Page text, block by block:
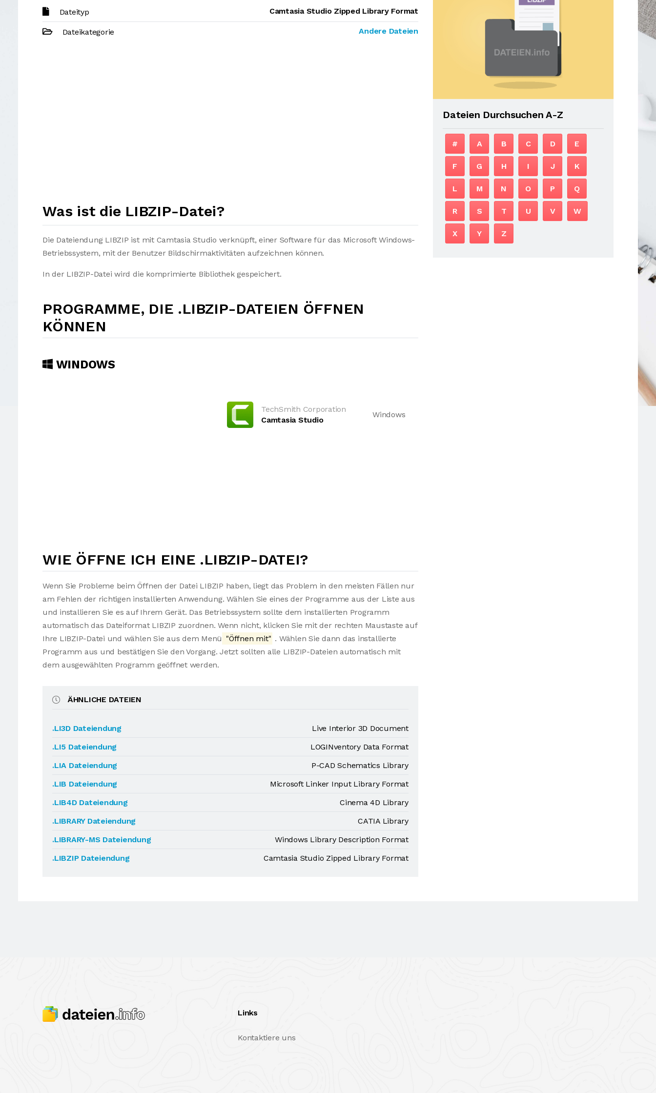
Dateityp Camtasia Studio Zipped Library Format
Dateikategorie Andere Dateien
Was ist die LIBZIP-Datei?
Die Dateiendung LIBZIP ist mit Camtasia Studio verknüpft, einer Software für das Microsoft Windows-
Betriebssystem, mit der Benutzer Bildschirmaktivitäten aufzeichnen können.
In der LIBZIP-Datei wird die komprimierte Bibliothek gespeichert.
PROGRAMME, DIE .LIBZIP-DATEIEN ÖFFNEN
KÖNNEN
WINDOWS
TechSmith Corporation
Camtasia Studio
Windows
WIE ÖFFNE ICH EINE .LIBZIP-DATEI?
Wenn Sie Probleme beim Öffnen der Datei LIBZIP haben, liegt das Problem in den meisten Fällen nur
am Fehlen der richtigen installierten Anwendung. Wählen Sie eines der Programme aus der Liste aus
und installieren Sie es auf Ihrem Gerät. Das Betriebssystem sollte dem installierten Programm
automatisch das Dateiformat LIBZIP zuordnen. Wenn nicht, klicken Sie mit der rechten Maustaste auf
Ihre LIBZIP-Datei und wählen Sie aus dem Menü "Öffnen mit" . Wählen Sie dann das installierte
Programm aus und bestätigen Sie den Vorgang. Jetzt sollten alle LIBZIP-Dateien automatisch mit
dem ausgewählten Programm geöffnet werden.
ÄHNLICHE DATEIEN
.LI3D Dateiendung
Live Interior 3D Document
.LI5 Dateiendung
LOGINventory Data Format
.LIA Dateiendung
P-CAD Schematics Library
.LIB Dateiendung
Microsoft Linker Input Library Format
.LIB4D Dateiendung
Cinema 4D Library
.LIBRARY Dateiendung
CATIA Library
.LIBRARY-MS Dateiendung
Windows Library Description Format
.LIBZIP Dateiendung
Camtasia Studio Zipped Library Format
Dateien Durchsuchen A-Z
# A B C D E
F G H I J K
L M N O P Q
R S T U V W
X Y Z
Links
Kontaktiere uns